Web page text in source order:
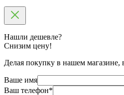
Нашли дешевле?
Снизим цену!
Делая покупку в нашем магазине,
Ваше имя
Ваш телефон*